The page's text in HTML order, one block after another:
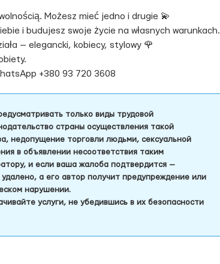
Możesz mieć jedno i drugie 💫
i budujesz swoje życie na własnych warunkach.
— elegancki, kobiecy, stylowy 🌹
+380 93 720 3608
только виды трудовой
страны осуществления такой
недопущение торговли людьми, сексуальной
в объявлении несоответствия таким
и если ваша жалоба подтвердится —
а его автор получит предупреждение или
нарушении.
услуги, не убедившись в их безопасности